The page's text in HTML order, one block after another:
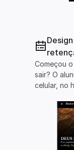
Começou
sair? O
celular, no